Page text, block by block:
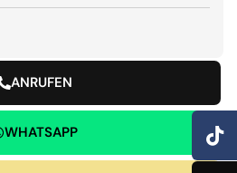
ANRUFEN
WHATSAPP